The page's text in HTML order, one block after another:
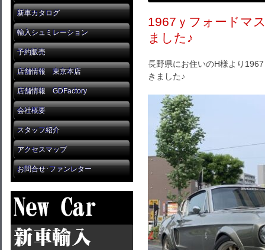
新車カタログ
輸入シュミレーション
予約販売
店舗情報 東京本店
店舗情報 GDFactory
会社概要
スタッフ紹介
アクセスマップ
お問合せ･ファンレター
1967ｙフォードマ
ました♪
長野県にお住いのH様より
きました♪